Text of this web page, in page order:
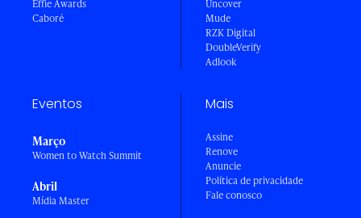
Effie Awards
Caboré
Uncover
Mude
RZK Digital
DoubleVerify
Adlook
Eventos
Março
Women to Watch Summit
Abril
Mídia Master
Mais
Assine
Renove
Anuncie
Política de privacidade
Fale conosco